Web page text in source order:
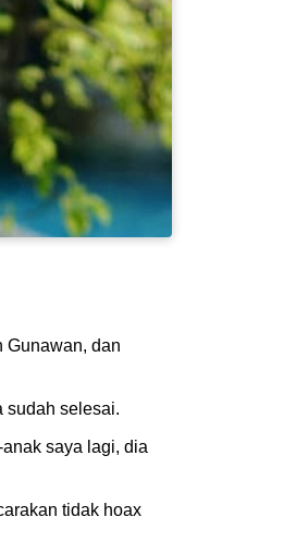
Gunawan, dan
sudah selesai.
saya lagi, dia
tidak hoax